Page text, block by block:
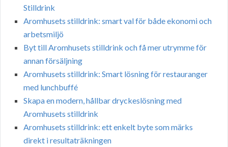
Stilldrink
Aromhusets stilldrink: smart val för både ekonomi och
arbetsmiljö
Byt till Aromhusets stilldrink och få mer utrymme för
annan försäljning
Aromhusets stilldrink: Smart lösning för restauranger
med lunchbuffé
Skapa en modern, hållbar dryckeslösning med
Aromhusets stilldrink
Aromhusets stilldrink: ett enkelt byte som märks
direkt i resultaträkningen